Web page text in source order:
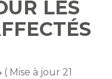
LES
( Mise à jour 21